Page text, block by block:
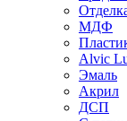
МДФ
Alvic
Эмаль
Акрил
ДСП